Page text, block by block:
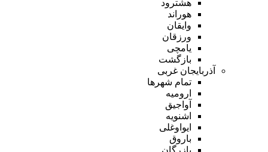
هشترود
هوراند
وایقان
ورزقان
یامچی
بازگشت
آذربایجان غربی
تمام شهر‌ها
ارومیه
آواجیق
اشنویه
ایواوغلی
باروق
بازرگان